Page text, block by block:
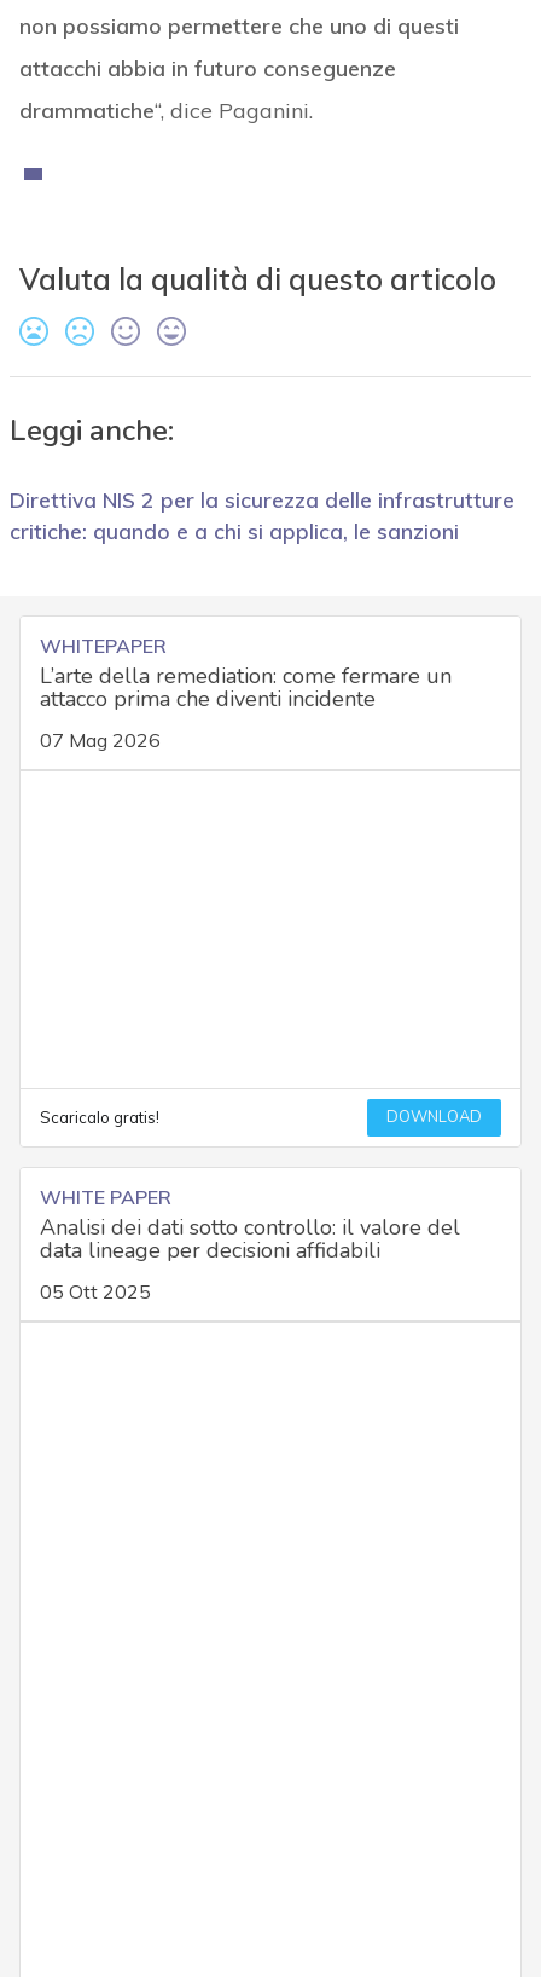
non possiamo permettere che uno di questi
attacchi abbia in futuro conseguenze
drammatiche“, dice Paganini.
Valuta la qualità di questo articolo
Leggi anche:
Direttiva NIS 2 per la sicurezza delle infrastrutture
critiche: quando e a chi si applica, le sanzioni
WHITEPAPER
L’arte della remediation: come fermare un
attacco prima che diventi incidente
07 Mag 2026
Scaricalo gratis! DOWNLOAD
WHITE PAPER
Analisi dei dati sotto controllo: il valore del
data lineage per decisioni affidabili
05 Ott 2025